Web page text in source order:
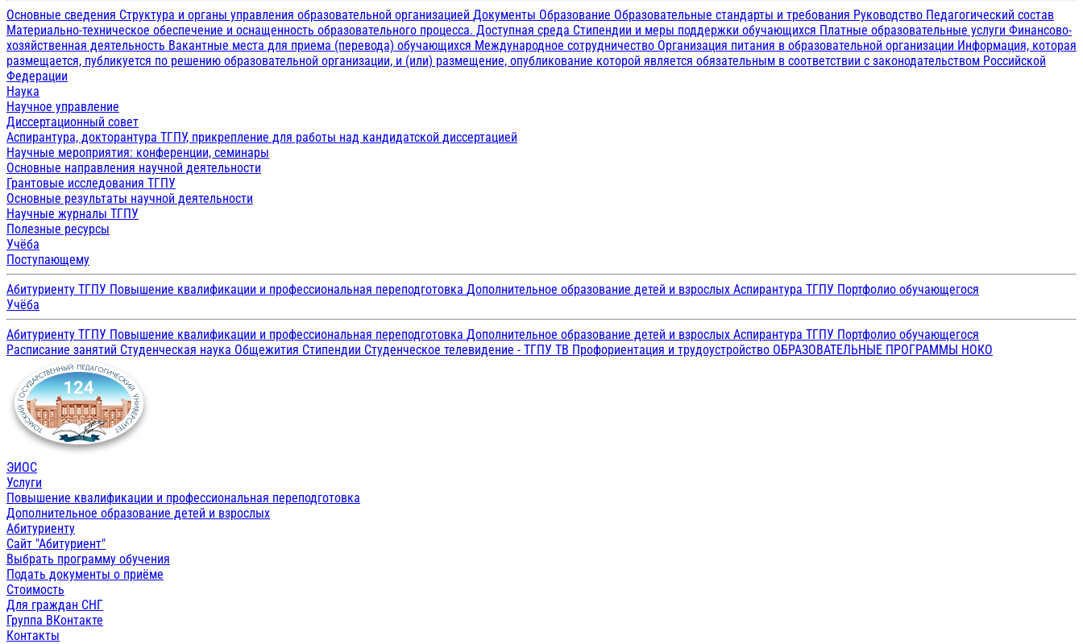
Основные сведения Структура и органы управления образовательной организацией Документы Образование Образовательные стандарты и требования Руководство Педагогический состав
Материально-техническое обеспечение и оснащенность образовательного процесса. Доступная среда Стипендии и меры поддержки обучающихся Платные образовательные услуги Финансово-
хозяйственная деятельность Вакантные места для приема (перевода) обучающихся Международное сотрудничество Организация питания в образовательной организации Информация, которая
размещается, публикуется по решению образовательной организации, и (или) размещение, опубликование которой является обязательным в соответствии с законодательством Российской
Федерации
Наука
Научное управление
Диссертационный совет
Аспирантура, докторантура ТГПУ, прикрепление для работы над кандидатской диссертацией
Научные мероприятия: конференции, семинары
Основные направления научной деятельности
Грантовые исследования ТГПУ
Основные результаты научной деятельности
Научные журналы ТГПУ
Полезные ресурсы
Учёба
Поступающему
Абитуриенту ТГПУ Повышение квалификации и профессиональная переподготовка Дополнительное образование детей и взрослых Аспирантура ТГПУ Портфолио обучающегося
Учёба
Абитуриенту ТГПУ Повышение квалификации и профессиональная переподготовка Дополнительное образование детей и взрослых Аспирантура ТГПУ Портфолио обучающегося
Расписание занятий Студенческая наука Общежития Стипендии Студенческое телевидение - ТГПУ ТВ Профориентация и трудоустройство ОБРАЗОВАТЕЛЬНЫЕ ПРОГРАММЫ НОКО
ЭИОС
Услуги
Повышение квалификации и профессиональная переподготовка
Дополнительное образование детей и взрослых
Абитуриенту
Сайт "Абитуриент"
Выбрать программу обучения
Подать документы о приёме
Стоимость
Для граждан СНГ
Группа ВКонтакте
Контакты